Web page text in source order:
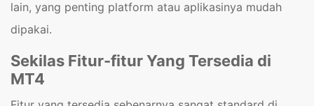
lain, yang penting platform atau aplikasinya mudah
dipakai.
Sekilas Fitur-fitur Yang Tersedia di
MT4